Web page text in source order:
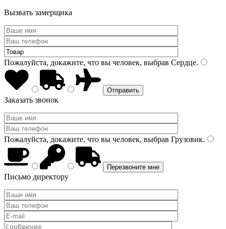
Вызвать замерщика
Пожалуйста, докажите, что вы человек, выбрав Сердце.
Заказать звонок
Пожалуйста, докажите, что вы человек, выбрав Грузовик.
Письмо директору